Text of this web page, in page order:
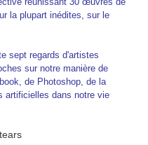
la plupart inédites, sur le
sept regards d'artistes
sur notre manière de
de Photoshop, de la
artificielles dans notre vie